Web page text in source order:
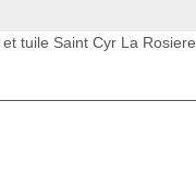
tuile Saint Cyr La Rosiere